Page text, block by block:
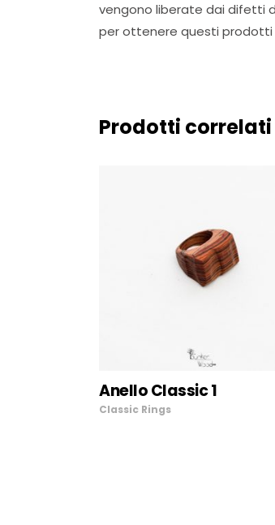
vengono liberate dai difetti
per ottenere questi prodotti
Prodotti correlati
AGGIUNGI AL
CARRELLO
Anello Classic 1
Classic Rings